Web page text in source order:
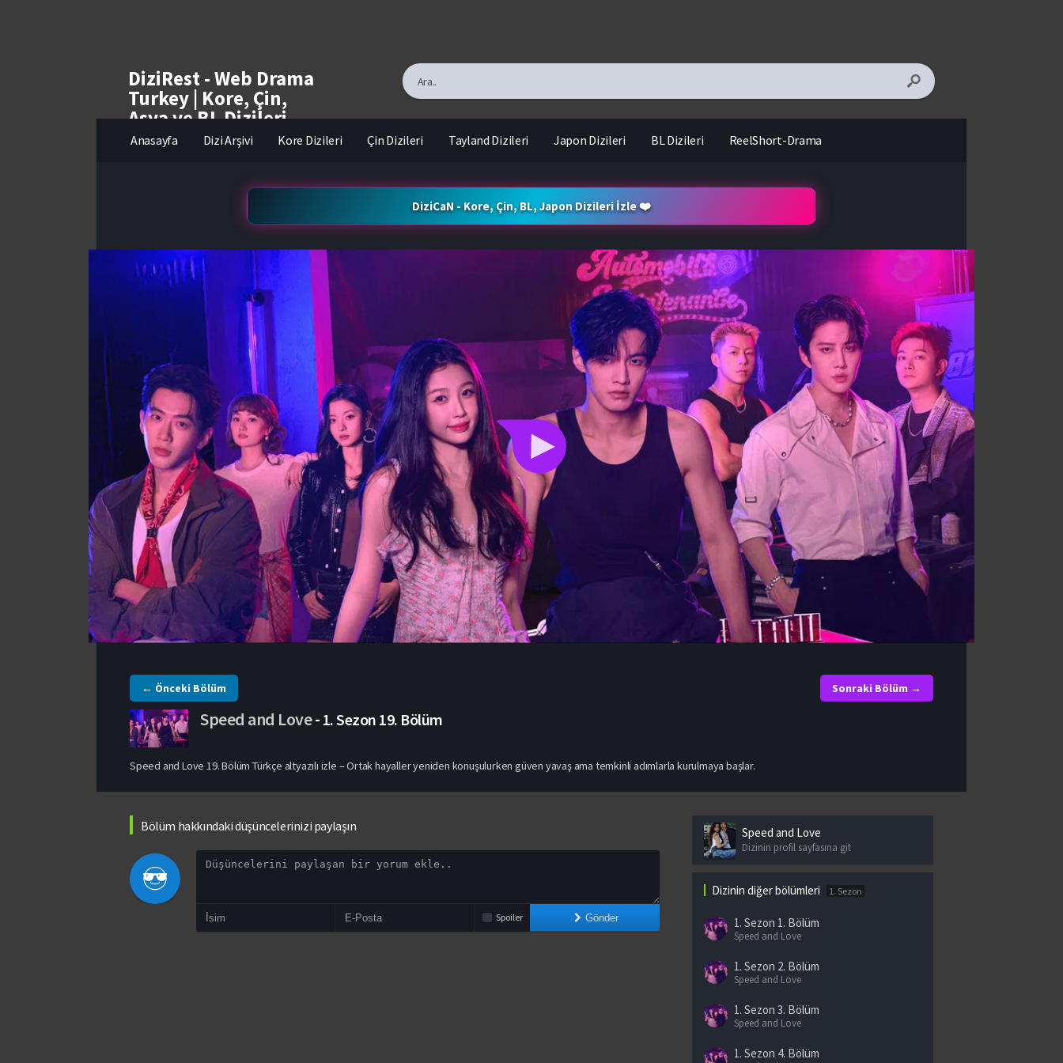
DiziRest - Web Drama
Turkey | Kore, Çin,
Asya ve BL Dizileri
izle
Anasayfa Dizi Arşivi Kore Dizileri Çin Dizileri Tayland Dizileri Japon Dizileri BL Dizileri ReelShort-Drama
DiziCaN - Kore, Çin, BL, Japon Dizileri İzle ❤️
← Önceki Bölüm Sonraki Bölüm →
Speed and Love- 1. Sezon 19. Bölüm
Speed and Love 19. Bölüm Türkçe altyazılı izle – Ortak hayaller yeniden konuşulurken güven yavaş ama temkinli adımlarla kurulmaya başlar.
Bölüm hakkındaki düşüncelerinizi paylaşın
Spoiler Gönder
Speed and Love
Dizinin profil sayfasına git
Dizinin diğer bölümleri 1. Sezon
1. Sezon 1. Bölüm
Speed and Love
1. Sezon 2. Bölüm
Speed and Love
1. Sezon 3. Bölüm
Speed and Love
1. Sezon 4. Bölüm